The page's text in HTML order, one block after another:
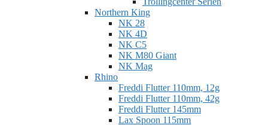
Northern King
NK 28
NK 4D
NK C5
NK M80 Giant
NK Mag
Rhino
Freddi Flutter 110mm, 12g
Freddi Flutter 110mm, 42g
Freddi Flutter 145mm
Lax Spoon 115mm